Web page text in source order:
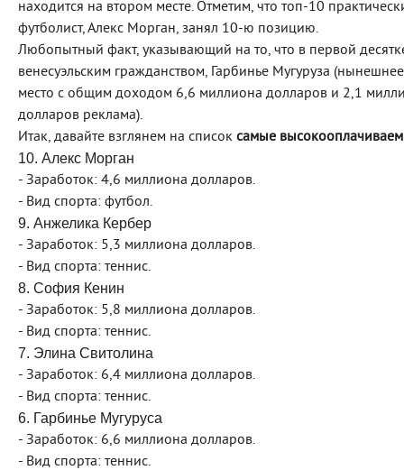
находится на втором месте. Отметим, что топ-10
футболист, Алекс Морган, занял 10-ю позицию.
Любопытный факт, указывающий на то, что в первой
венесуэльским гражданством, Гарбинье Мугуруза
место с общим доходом 6,6 миллиона долларов и 2,1
долларов реклама).
Итак, давайте взглянем на список самые
10. Алекс Морган
- Заработок: 4,6 миллиона долларов.
- Вид спорта: футбол.
9. Анжелика Кербер
- Заработок: 5,3 миллиона долларов.
- Вид спорта: теннис.
8. София Кенин
- Заработок: 5,8 миллиона долларов.
- Вид спорта: теннис.
7. Элина Свитолина
- Заработок: 6,4 миллиона долларов.
- Вид спорта: теннис.
6. Гарбинье Мугуруса
- Заработок: 6,6 миллиона долларов.
- Вид спорта: теннис.